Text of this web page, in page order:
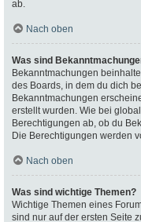
ab.
Nach oben
Was sind
Bekanntmachungen
des Boards, in dem du dich
Bekanntmachungen
erstellt wurden. Wie bei
Berechtigungen ab, ob du
Die Berechtigungen werden
Nach oben
Was sind wichtige Themen?
Wichtige Themen eines
sind nur auf der ersten Seite